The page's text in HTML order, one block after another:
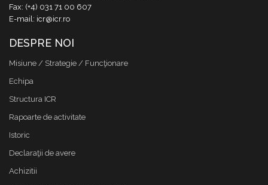
Fax: (+4) 031 71 00 607
E-mail: icr@icr.ro
DESPRE NOI
Misiune / Strategie / Funcţionare
Echipa
Structura ICR
Rapoarte de activitate
Istoric
Declaraţii de avere
Achizitii